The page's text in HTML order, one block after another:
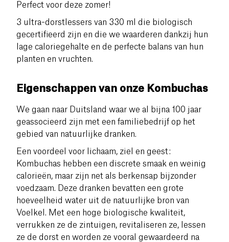
Perfect voor deze zomer!
3 ultra-dorstlessers van 330 ml die biologisch
gecertifieerd zijn en die we waarderen dankzij hun
lage caloriegehalte en de perfecte balans van hun
planten en vruchten.
Eigenschappen van onze Kombuchas
We gaan naar Duitsland waar we al bijna 100 jaar
geassocieerd zijn met een familiebedrijf op het
gebied van natuurlijke dranken.
Een voordeel voor lichaam, ziel en geest:
Kombuchas hebben een discrete smaak en weinig
calorieën, maar zijn net als berkensap bijzonder
voedzaam. Deze dranken bevatten een grote
hoeveelheid water uit de natuurlijke bron van
Voelkel. Met een hoge biologische kwaliteit,
verrukken ze de zintuigen, revitaliseren ze, lessen
ze de dorst en worden ze vooral gewaardeerd na